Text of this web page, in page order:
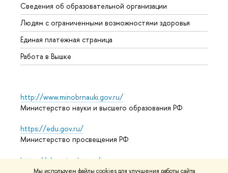
Мы используем файлы cookies для улучшения работы сайта
Сведения об образовательной организации
Людям с ограниченными возможностями здоровья
Единая платежная страница
Работа в Вышке
http://www.minobrnauki.gov.ru/
Министерство науки и высшего образования РФ
https://edu.gov.ru/
Министерство просвещения РФ
https://elearning.hse.ru/mooc